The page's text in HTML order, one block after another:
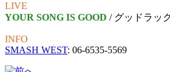
LIVE
YOUR SONG IS GOOD / グッドラッ
INFO
SMASH WEST: 06-6535-5569